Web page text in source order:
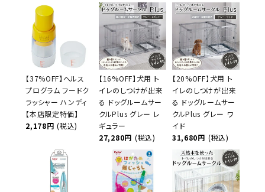
【37%OFF】ヘルス
プログラム フードク
ラッシャー ハンディ
【本店限定特価】
2,178円 (税込)
【16%OFF】犬用 ト
イレのしつけが出来
る ドッグルームサー
クルPlus グレー レ
ギュラー
27,280円 (税込)
【20%OFF】犬用 ト
イレのしつけが出来
る ドッグルームサー
クルPlus グレー ワ
イド
31,680円 (税込)